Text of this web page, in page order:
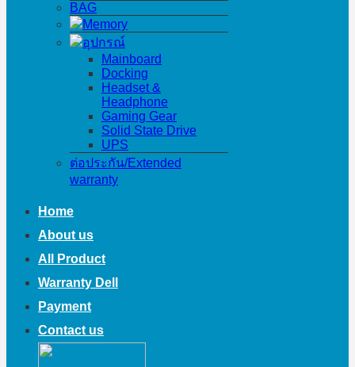
BAG
Memory
อุปกรณ์
Mainboard
Docking
Headset &
Headphone
Gaming Gear
Solid State Drive
UPS
ต่อประกัน/Extended
warranty
Home
About us
All Product
Warranty Dell
Payment
Contact us